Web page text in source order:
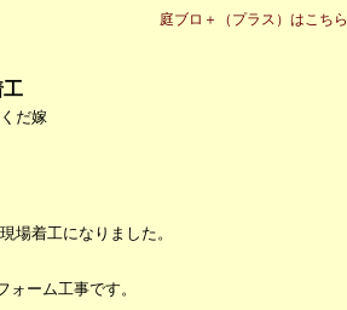
庭ブロ＋（プラス）はこちら
工
だ嫁
場着工になりました。
ォーム工事です。